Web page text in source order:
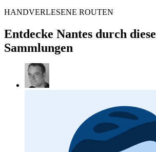
HANDVERLESENE ROUTEN
Entdecke Nantes durch diese
Sammlungen